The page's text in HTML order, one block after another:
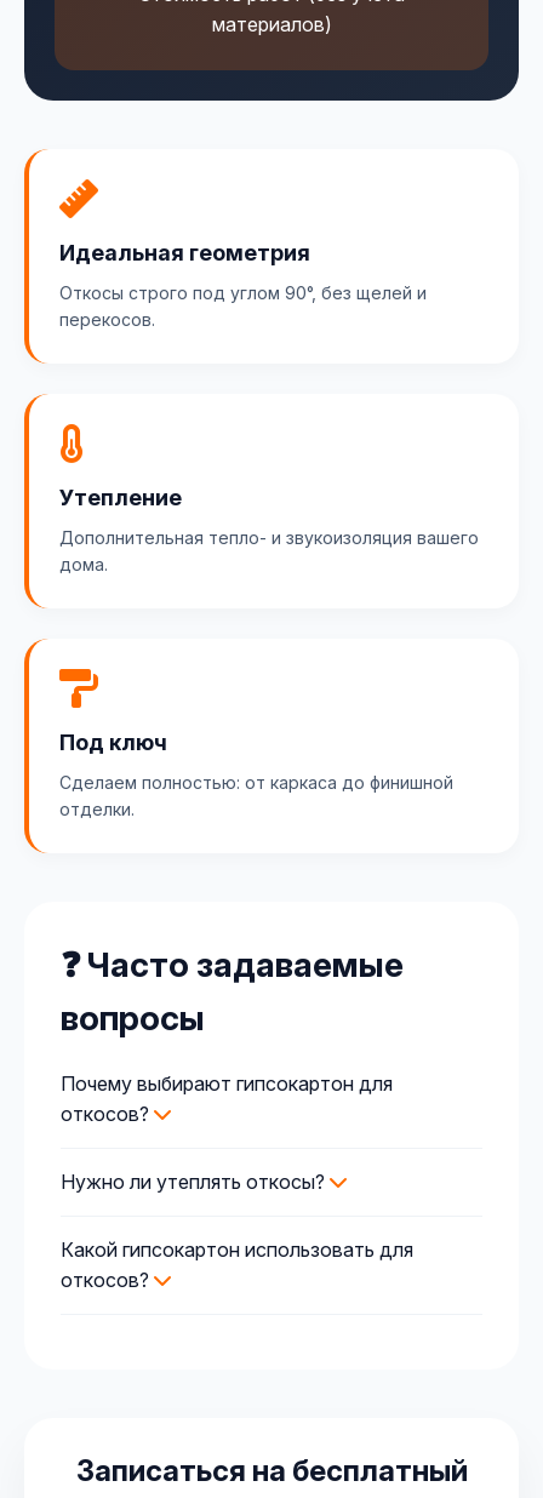
материалов)
Идеальная геометрия
Откосы строго под углом 90°, без щелей и
перекосов.
Утепление
Дополнительная тепло- и звукоизоляция вашего
дома.
Под ключ
Сделаем полностью: от каркаса до финишной
отделки.
❓ Часто задаваемые
вопросы
Почему выбирают гипсокартон для
откосов?
Нужно ли утеплять откосы?
Какой гипсокартон использовать для
откосов?
Записаться на бесплатный